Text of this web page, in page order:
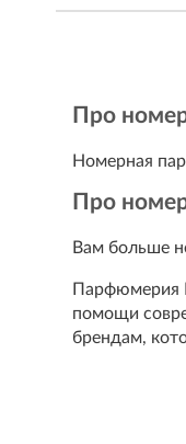
Про
Номерная
Про
Вам больше
Парфюмерия
помощи
брендам,